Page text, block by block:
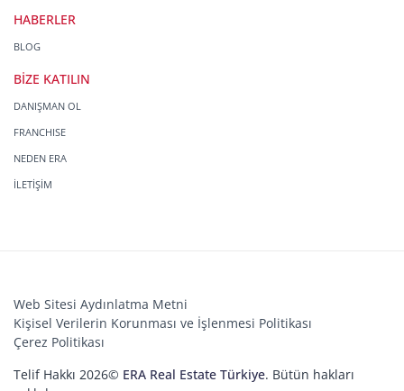
HABERLER
BLOG
BİZE KATILIN
DANIŞMAN OL
FRANCHISE
NEDEN ERA
İLETİŞİM
Web Sitesi Aydınlatma Metni
Kişisel Verilerin Korunması ve İşlenmesi Politikası
Çerez Politikası
Telif Hakkı 2026© ERA Real Estate Türkiye. Bütün hakları